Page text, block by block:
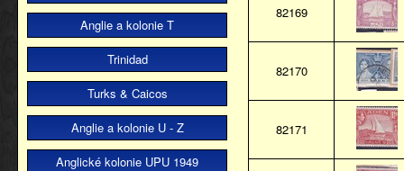
Anglie a kolonie T
Trinidad
Turks & Caicos
Anglie a kolonie U - Z
Anglické kolonie UPU 1949
82169
82170
82171